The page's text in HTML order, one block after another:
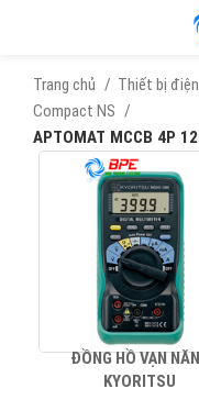
Trang chủ Thiết bị
Compact NS
APTOMAT MCCB 4P
ĐỒNG HỒ VẠN
KYORITSU